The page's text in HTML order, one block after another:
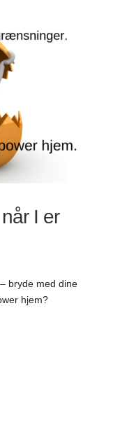
I er
bryde med dine
hjem?